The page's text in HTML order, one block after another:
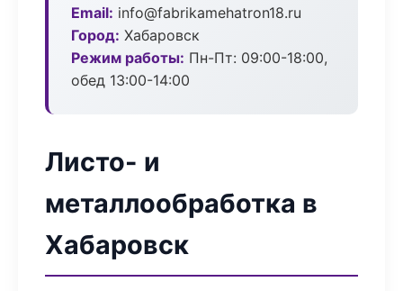
Email: info@fabrikamehatron18.ru
Город: Хабаровск
Режим работы: Пн-Пт: 09:00-18:00,
обед 13:00-14:00
Листо- и
металлообработка в
Хабаровск